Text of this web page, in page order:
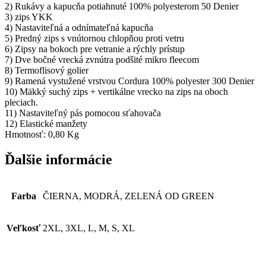
2) Rukávy a kapucňa potiahnuté 100% polyesterom 50 Denier
3) zips YKK
4) Nastaviteľná a odnímateľná kapucňa
5) Predný zips s vnútornou chlopňou proti vetru
6) Zipsy na bokoch pre vetranie a rýchly prístup
7) Dve bočné vrecká zvnútra podšité mikro fleecom
8) Termoflisový golier
9) Ramená vystužené vrstvou Cordura 100% polyester 300 Denier
10) Mäkký suchý zips + vertikálne vrecko na zips na oboch
pleciach.
11) Nastaviteľný pás pomocou sťahovača
12) Elastické manžety
Hmotnosť: 0,80 Kg
Ďalšie informácie
Farba ČIERNA, MODRÁ, ZELENÁ OD GREEN
Veľkosť 2XL, 3XL, L, M, S, XL